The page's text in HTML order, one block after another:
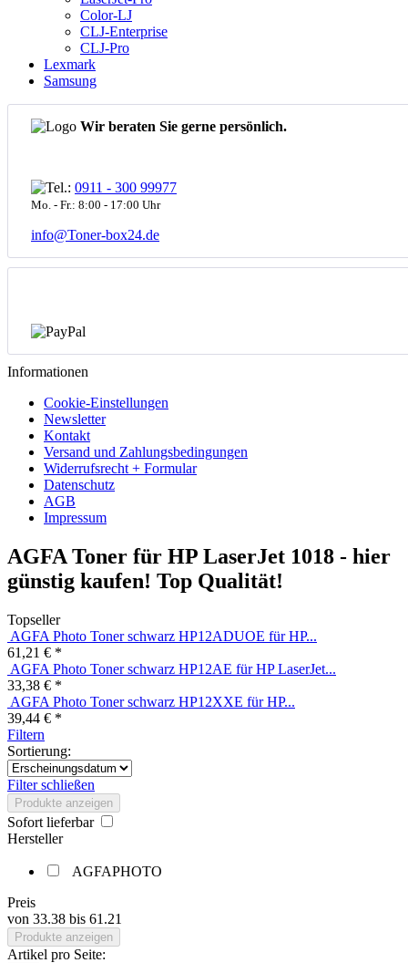
Color-LJ
CLJ-Enterprise
CLJ-Pro
Lexmark
Samsung
Wir beraten Sie gerne persönlich.
0911 - 300 99977
Mo. - Fr.: 8:00 - 17:00 Uhr
info@Toner-box24.de
Informationen
Cookie-Einstellungen
Newsletter
Kontakt
Versand und Zahlungsbedingungen
Widerrufsrecht + Formular
Datenschutz
AGB
Impressum
AGFA Toner für HP LaserJet 1018 - hier
günstig kaufen! Top Qualität!
Topseller
AGFA Photo Toner schwarz HP12ADUOE für HP...
61,21 € *
AGFA Photo Toner schwarz HP12AE für HP LaserJet...
33,38 € *
AGFA Photo Toner schwarz HP12XXE für HP...
39,44 € *
Filtern
Sortierung:
Filter schließen
Produkte anzeigen
Sofort lieferbar
Hersteller
AGFAPHOTO
Preis
von 33.38 bis 61.21
Produkte anzeigen
Artikel pro Seite: